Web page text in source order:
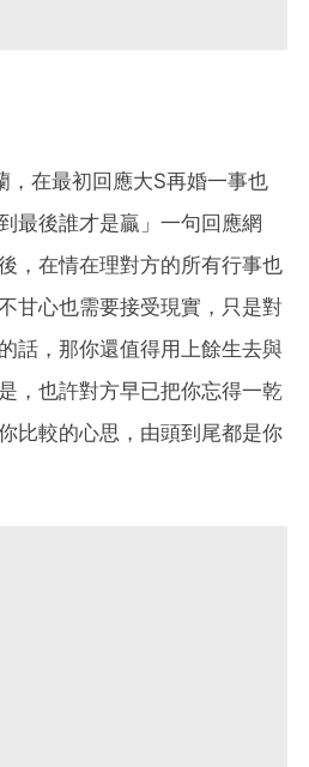
，在最初回應大S再婚一事也
最後誰才是贏」一句回應網
，在情在理對方的所有行事也
甘心也需要接受現實，只是對
話，那你還值得用上餘生去與
，也許對方早已把你忘得一乾
比較的心思，由頭到尾都是你